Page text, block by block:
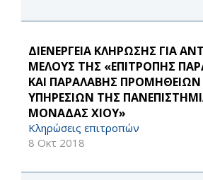
ΔΙΕΝΕΡΓΕΙΑ ΚΛΗΡΩΣΗΣ ΓΙΑ
ΜΕΛΟΥΣ ΤΗΣ «ΕΠΙΤΡΟΠΗΣ
ΚΑΙ ΠΑΡΑΛΑΒΗΣ ΠΡΟΜΗΘΕΙΩΝ
ΥΠΗΡΕΣΙΩΝ ΤΗΣ
ΜΟΝΑΔΑΣ ΧΙΟΥ»
Κληρώσεις επιτροπών
8 Οκτ 2018